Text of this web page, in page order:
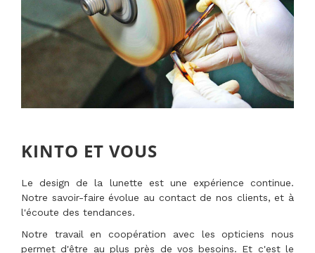
KINTO ET VOUS
Le design de la lunette est une expérience continue.
Notre savoir-faire évolue au contact de nos clients, et à
l'écoute des tendances.
Notre travail en coopération avec les opticiens nous
permet d'être au plus près de vos besoins. Et c'est le